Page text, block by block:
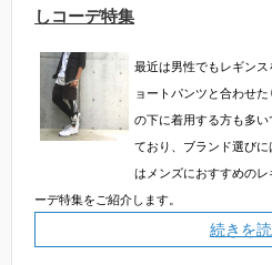
しコーデ特集
最近は男性でもレギンス
ョートパンツと合わせ
の下に着用する方も多い
ており、ブランド選びに
はメンズにおすすめの
ーデ特集をご紹介します。
続きを